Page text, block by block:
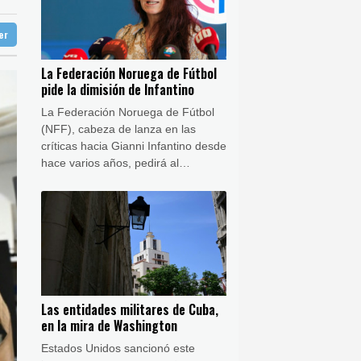
28 °C
29 °C
Buenos Aires
5 °C
15 °C
La Federación Noruega de Fútbol
pide la dimisión de Infantino
La Federación Noruega de Fútbol
(NFF), cabeza de lanza en las
críticas hacia Gianni Infantino desde
hace varios años, pedirá al
anunció su presidenta Lise
Klaveness el viernes.
Las entidades militares de Cuba,
en la mira de Washington
Estados Unidos sancionó este